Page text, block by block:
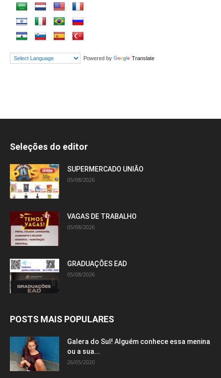
Powered by Translate
Seleções do editor
SUPERMERCADO UNIÃO
05/08/2026
VAGAS DE TRABALHO
05/08/2026
GRADUAÇÕES EAD
05/08/2026
POSTS MAIS POPULARES
Galera do Sul! Alguém conhece essa menina
ou a sua...
26/05/2020